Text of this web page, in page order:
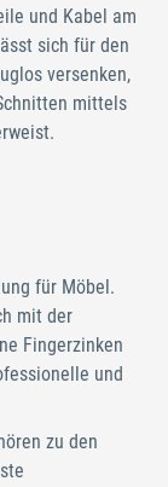
und Kabel am
sich für den
versenken,
mittels
für Möbel.
mit der
Fingerzinken
und
zu den